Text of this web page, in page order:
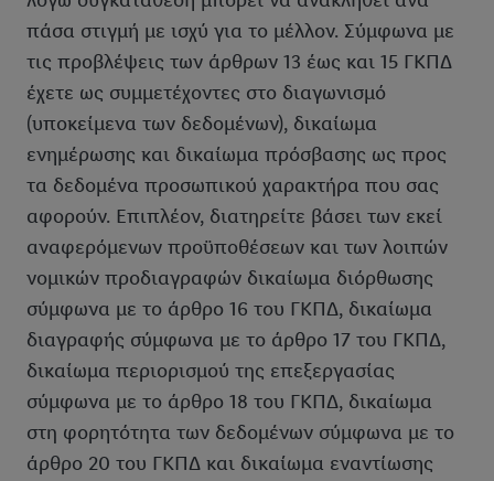
πάσα στιγμή με ισχύ για το μέλλον. Σύμφωνα με
τις προβλέψεις των άρθρων 13 έως και 15 ΓΚΠΔ
έχετε ως συμμετέχοντες στο διαγωνισμό
(υποκείμενα των δεδομένων), δικαίωμα
ενημέρωσης και δικαίωμα πρόσβασης ως προς
τα δεδομένα προσωπικού χαρακτήρα που σας
αφορούν. Επιπλέον, διατηρείτε βάσει των εκεί
αναφερόμενων προϋποθέσεων και των λοιπών
νομικών προδιαγραφών δικαίωμα διόρθωσης
σύμφωνα με το άρθρο 16 του ΓΚΠΔ, δικαίωμα
διαγραφής σύμφωνα με το άρθρο 17 του ΓΚΠΔ,
δικαίωμα περιορισμού της επεξεργασίας
σύμφωνα με το άρθρο 18 του ΓΚΠΔ, δικαίωμα
στη φορητότητα των δεδομένων σύμφωνα με το
άρθρο 20 του ΓΚΠΔ και δικαίωμα εναντίωσης